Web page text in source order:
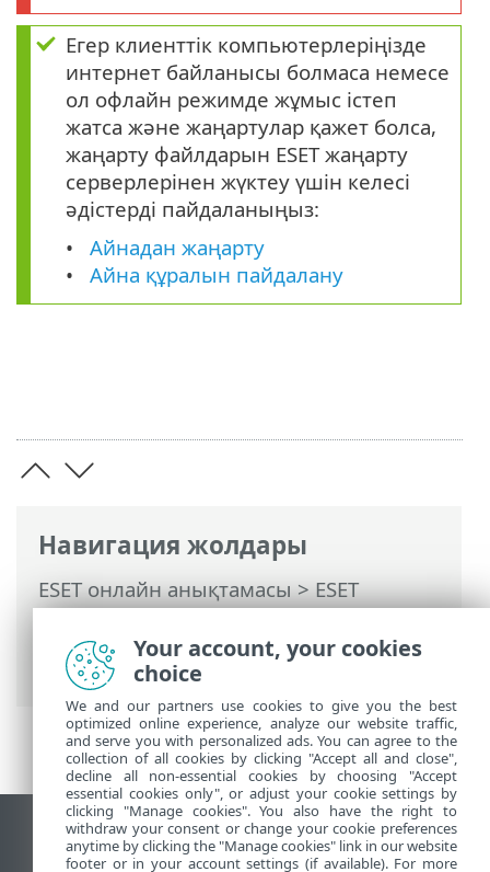
Навигация жолдары
ESET онлайн анықтамасы>ESET
Endpoint Antivirus>Орнату/деңгейді
көтеру> Минималды модульдерді
орнату
Егер клиенттік компьютерлеріңізде
интернет байланысы болмаса немесе
ол офлайн режимде жұмыс істеп
жатса және жаңартулар қажет болса,
жаңарту файлдарын ESET жаңарту
серверлерінен жүктеу үшін келесі
әдістерді пайдаланыңыз:
Айнадан жаңарту
Айна құралын пайдалану
Жұмыс үстеліндегі сайтты қарау
Your account, your cookies
choice
We and our partners use cookies to give you the best
optimized online experience, analyze our website traffic,
and serve you with personalized ads. You can agree to the
collection of all cookies by clicking "Accept all and close",
decline all non-essential cookies by choosing "Accept
essential cookies only", or adjust your cookie settings by
clicking "Manage cookies". You also have the right to
withdraw your consent or change your cookie preferences
anytime by clicking the "Manage cookies" link in our website
footer or in your account settings (if available). For more